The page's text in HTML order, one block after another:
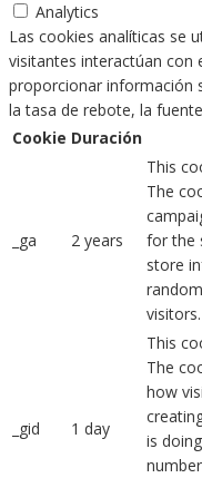
Analytics
Las cookies analíticas se
visitantes interactúan con
proporcionar información
la tasa de rebote, la
Cookie Duración
_ga 2 years
This
The
for the
store
visitors.
_gid 1 day
This
The
how
is